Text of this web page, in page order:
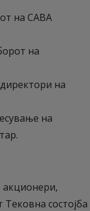
на САВА
на
на
на
акционери,
состојба